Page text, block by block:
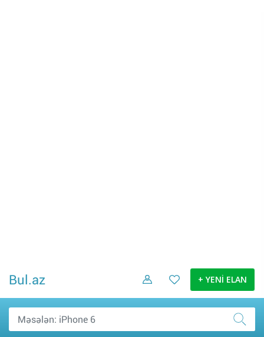
Bul.az + YENİ ELAN